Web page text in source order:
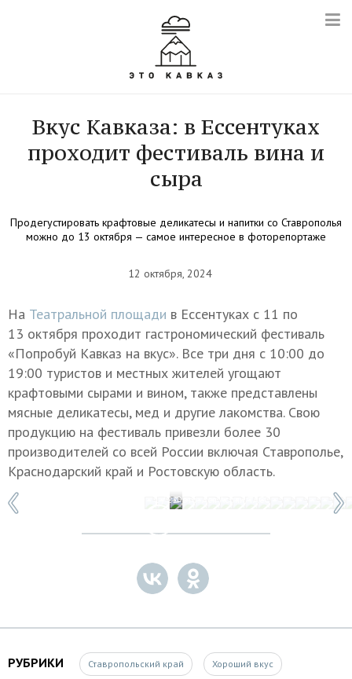
Вкус Кавказа: в Ессентуках
проходит фестиваль вина и
сыра
Продегустировать крафтовые деликатесы и напитки со Ставрополья
можно до 13 октября — самое интересное в фоторепортаже
12 октября, 2024
На Театральной площади в Ессентуках с 11 по
13 октября проходит гастрономический фестиваль
«Попробуй Кавказ на вкус». Все три дня с 10:00 до
19:00 туристов и местных жителей угощают
крафтовыми сырами и вином, также представлены
мясные деликатесы, мед и другие лакомства. Свою
продукцию на фестиваль привезли более 30
производителей со всей России включая Ставрополье,
Краснодарский край и Ростовскую область.
Фото: Ася Асрян/ТАСС
1 / 22
РУБРИКИ Ставропольский край Хороший вкус